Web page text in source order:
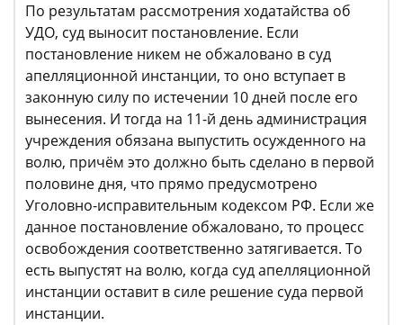
По результатам рассмотрения ходатайства об
УДО, суд выносит постановление. Если
постановление никем не обжаловано в суд
апелляционной инстанции, то оно вступает в
законную силу по истечении 10 дней после его
вынесения. И тогда на 11-й день администрация
учреждения обязана выпустить осужденного на
волю, причём это должно быть сделано в первой
половине дня, что прямо предусмотрено
Уголовно-исправительным кодексом РФ. Если же
данное постановление обжаловано, то процесс
освобождения соответственно затягивается. То
есть выпустят на волю, когда суд апелляционной
инстанции оставит в силе решение суда первой
инстанции.